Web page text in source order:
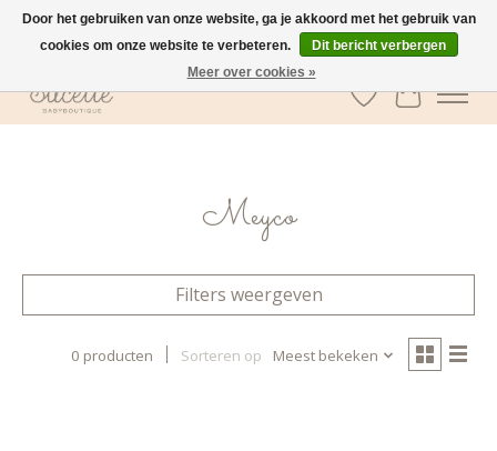
GRATIS verzending vanaf €100 in België
Verlanglijst
Meyco
Filters weergeven
0 producten Sorteren op Meest bekeken
Door het gebruiken van onze website, ga je akkoord met het gebruik van
cookies om onze website te verbeteren.
Dit bericht verbergen
Meer over cookies »